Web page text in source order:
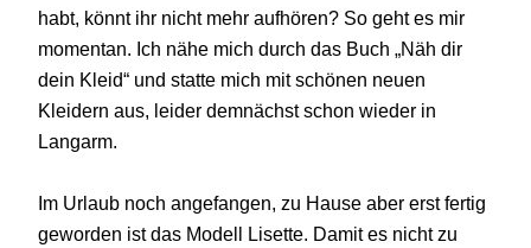
habt, könnt ihr nicht mehr aufhören? So geht es mir
momentan. Ich nähe mich durch das Buch „Näh dir
dein Kleid“ und statte mich mit schönen neuen
Kleidern aus, leider demnächst schon wieder in
Langarm.
Im Urlaub noch angefangen, zu Hause aber erst fertig
geworden ist das Modell Lisette. Damit es nicht zu